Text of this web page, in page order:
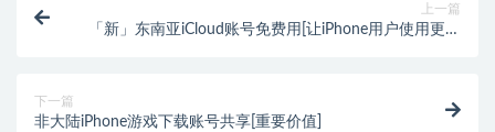
上一篇
「新」东南亚iCloud账号免费用[让iPhone用户使用更方
下一篇
非大陆iPhone游戏下载账号共享[重要价值]